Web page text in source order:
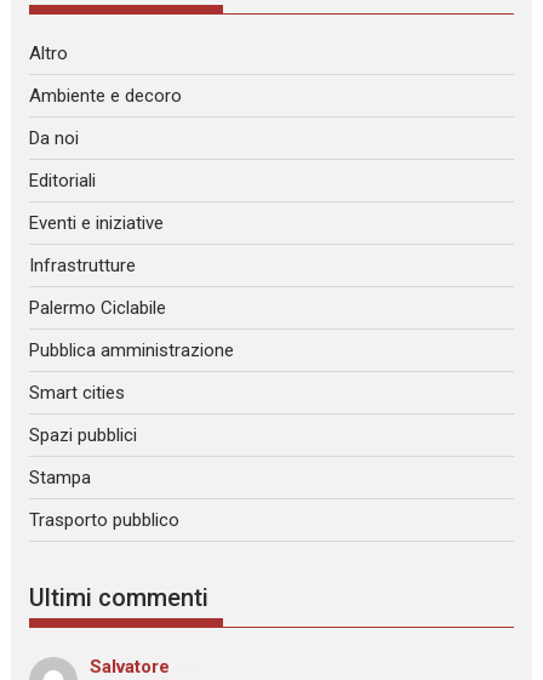
Altro
Ambiente e decoro
Da noi
Editoriali
Eventi e iniziative
Infrastrutture
Palermo Ciclabile
Pubblica amministrazione
Smart cities
Spazi pubblici
Stampa
Trasporto pubblico
Ultimi commenti
Salvatore